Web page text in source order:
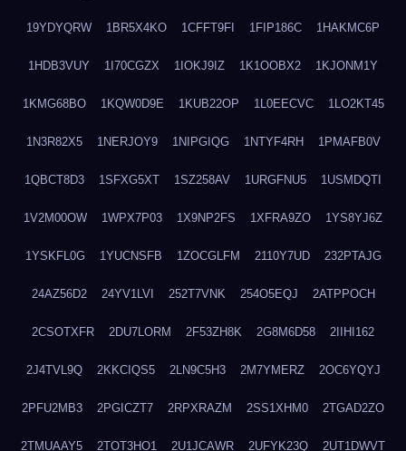
19YDYQRW 1BR5X4KO 1CFFT9FI 1FIP186C 1HAKMC6P
1HDB3VUY 1I70CGZX 1IOKJ9IZ 1K1OOBX2 1KJONM1Y
1KMG68BO 1KQW0D9E 1KUB22OP 1L0EECVC 1LO2KT45
1N3R82X5 1NERJOY9 1NIPGIQG 1NTYF4RH 1PMAFB0V
1QBCT8D3 1SFXG5XT 1SZ258AV 1URGFNU5 1USMDQTI
1V2M00OW 1WPX7P03 1X9NP2FS 1XFRA9ZO 1YS8YJ6Z
1YSKFL0G 1YUCNSFB 1ZOCGLFM 2110Y7UD 232PTAJG
24AZ56D2 24YV1LVI 252T7VNK 254O5EQJ 2ATPPOCH
2CSOTXFR 2DU7LORM 2F53ZH8K 2G8M6D58 2IIHI162
2J4TVL9Q 2KKCIQS5 2LN9C5H3 2M7YMERZ 2OC6YQYJ
2PFU2MB3 2PGICZT7 2RPXRAZM 2SS1XHM0 2TGAD2ZO
2TMUAAY5 2TOT3HO1 2U1JCAWR 2UFYK23Q 2UT1DWVT